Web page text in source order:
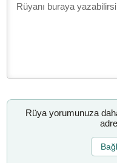
Rüya yorumunuza